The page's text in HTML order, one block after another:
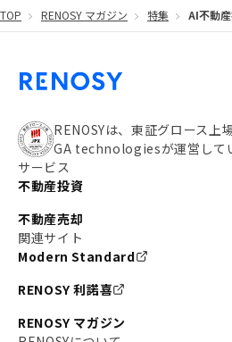
#都営大江戸線
#都営三田線
#私の資産ポートフォリオ
#わたしのリノベーションスト
#東京メトロ副都心線
#東京メトロ銀座線
#東京メトロ半蔵門線
TOP RENOSY マガジン 特集 AI不動
RENOSYは、東証グロース上
GA technologiesが運営して
サービス
不動産投資
不動産売却
関連サイト
Modern Standard
RENOSY 利諾喜
RENOSY マガジン